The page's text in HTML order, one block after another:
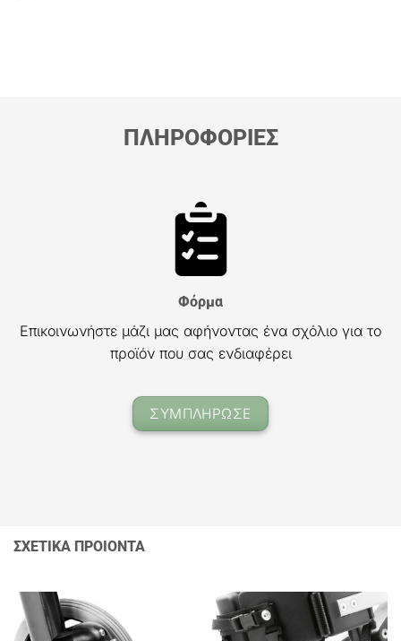
ΠΛΗΡΟΦΟΡΙΕΣ
Φόρμα
Επικοινωνήστε μάζι μας αφήνοντας ένα σχόλιο για το
προϊόν που σας ενδιαφέρει
ΣΥΜΠΛΗΡΩΣΕ
ΣΧΕΤΙΚΑ ΠΡΟΙΟΝΤΑ